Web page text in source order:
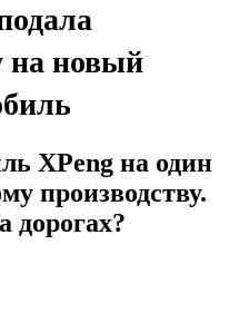
на новый
XPeng на один
производству.
дорогах?